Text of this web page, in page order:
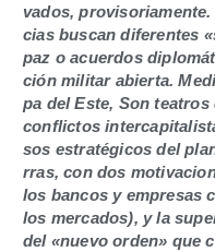
va­dos,
cias bus­can dife­ren­tes
paz o acuer­dos
ción mili­tar abier­ta.
pa del Este, Son tea­tros
con­flic­tos
sos estra­té­gi­cos del
rras, con dos
los ban­cos y empre­sas
los mer­ca­dos), y la
del «nue­vo orden» que